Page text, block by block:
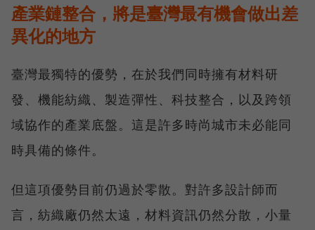
產業鏈整合，將是臺灣最有機會做出差
異化的地方
臺灣最獨特的優勢，在於我們同時擁有材料研
發、機能紡織、製造彈性、科技整合，以及跨領
域協作的產業底盤。這是許多時尚城市未必能同
時具備的條件。
但這項優勢目前仍過於零散。對許多設計師而
言，紡織廠仍然太遠，材料資訊仍然分散，小量